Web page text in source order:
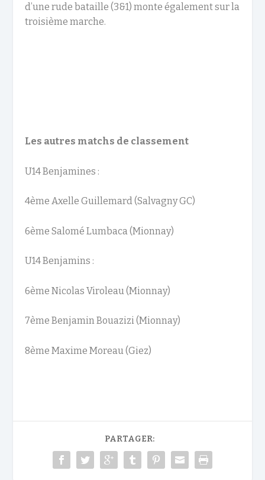
d’une rude bataille (3&1)monteégalementsur la
troisième marche.
Les autres matchs de classement
U14 Benjamines :
4ème Axelle Guillemard (Salvagny GC)
6ème Salomé Lumbaca (Mionnay)
U14 Benjamins :
6ème Nicolas Viroleau(Mionnay)
7ème Benjamin Bouazizi (Mionnay)
8ème Maxime Moreau(Giez)
PARTAGER: